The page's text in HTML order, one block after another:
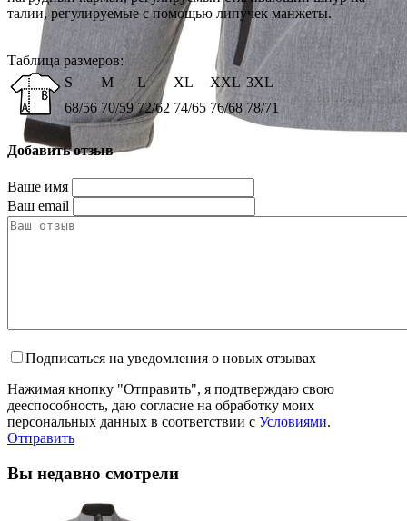
талии, регулируемые с помощью липучек манжеты.
Таблица размеров:
S
M L XL XXL 3XL
68/56 70/59 72/62 74/65 76/68 78/71
Добавить отзыв
Ваше имя
Ваш email
Подписаться на уведомления о новых отзывах
Нажимая кнопку "Отправить", я подтверждаю свою
дееспособность, даю согласие на обработку моих
персональных данных в соответствии с Условиями.
Отправить
Вы недавно смотрели